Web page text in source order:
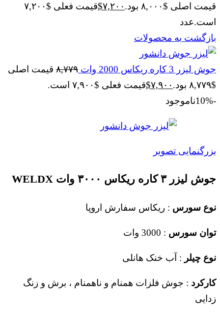
قیمت اصلی $۸,۰۰۰ بود.
$۷,۲۰۰
قیمت فعلی $۷,۲۰۰
است.عدد
بازگشت به محصولات
جوش لیزر 3 کاره ریکاس 2000 وات ۸,۷۷۹ قیمت اصلی
$۸,۷۷۹ بود.
$۷,۹۰۰ قیمت فعلی $۷,۹۰۰ است.
-10%
ناموجود
بزرگنمایی تصویر
جوش لیزر ۳ کاره ریکاس ۳۰۰۰ وات WELDX
نوع سورس : ریکاس سفارش اروپا
توان سورس : 3000 وات
نوع چیلر : آب خنک هانلی
کارکرد : جوش فلزات همنام و ناهمنام ، برش و زنگ
زدایی